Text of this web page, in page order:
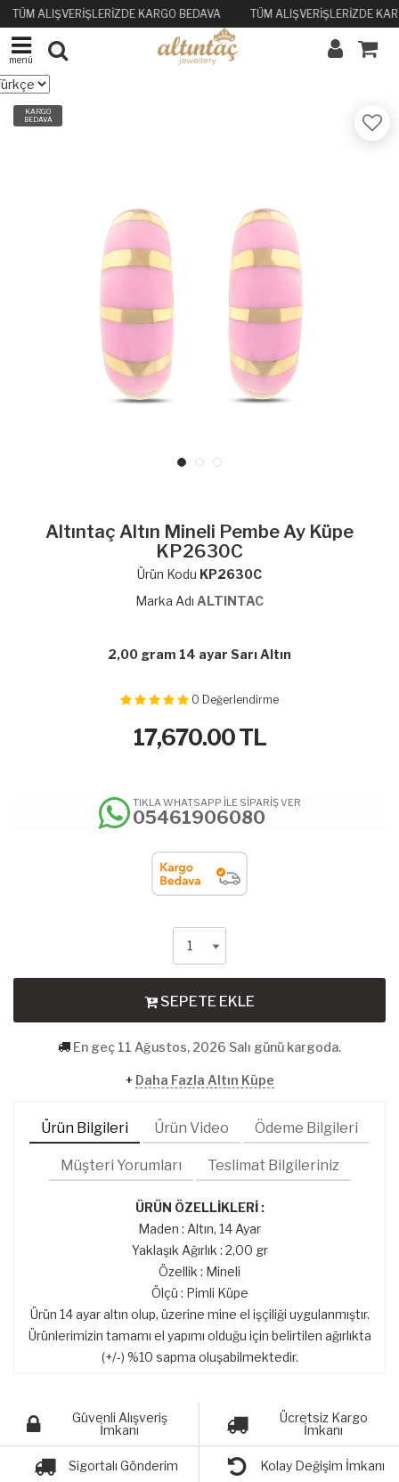
TÜM ALIŞVERİŞLERİZDE KARGO BEDAVA TÜM ALIŞVERİŞLERİZDE
menü
KARGO
BEDAVA
Altıntaç Altın Mineli Pembe Ay Küpe
KP2630C
Ürün Kodu KP2630C
Marka Adı ALTINTAC
2,00 gram 14 ayar Sarı Altın
0 Değerlendirme
17,670.00TL
TIKLA WHATSAPP İLE SİPARİŞ VER
05461906080
SEPETE EKLE
En geç 11 Ağustos, 2026 Salı günü kargoda.
+ Daha Fazla Altın Küpe
Ürün Bilgileri Ürün Video Ödeme Bilgileri
Müşteri Yorumları Teslimat Bilgileriniz
ÜRÜN ÖZELLİKLERİ :
Maden : Altın, 14 Ayar
Yaklaşık Ağırlık : 2,00 gr
Özellik : Mineli
Ölçü : Pimli Küpe
Ürün 14 ayar altın olup, üzerine mine el işçiliği uygulanmıştır.
Ürünlerimizin tamamı el yapımı olduğu için belirtilen ağırlıkta
(+/-) %10 sapma oluşabilmektedir.
Güvenli Alışveriş
İmkanı
Ücretsiz Kargo
İmkanı
Sigortalı Gönderim Kolay Değişim İmkanı